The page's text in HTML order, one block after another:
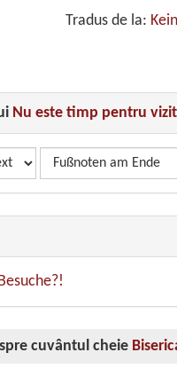
Tradus de la:
Nu este timp pentru
cuvântul cheie